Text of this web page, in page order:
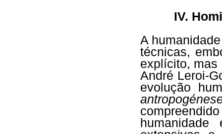
IV.
A
técnicas,
explícito, mas
André Leroi-
evolução